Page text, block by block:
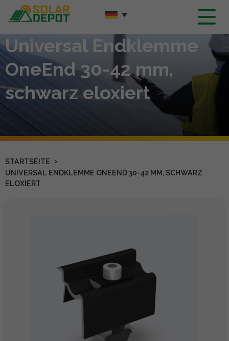
Hauptinhalt
Universal Endklemme
OneEnd 30-42 mm,
schwarz eloxiert
STARTSEITE ›
UNIVERSAL ENDKLEMME ONEEND 30-42 MM, SCHWARZ
ELOXIERT